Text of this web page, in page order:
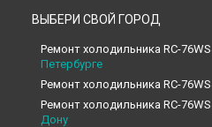
ВЫБЕРИ СВОЙ ГОРОД
Ремонт холодильника RC-
Петербурге
Ремонт холодильника RC-
Ремонт холодильника RC-
Дону